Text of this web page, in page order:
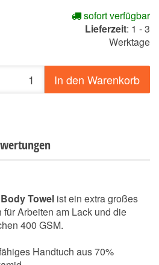
sofort verfügbar
Lieferzeit: 1 - 3
Werktage
In den Warenkorb
Towel ist ein extra großes
Arbeiten am Lack und die
400 GSM.
Handtuch aus 70%